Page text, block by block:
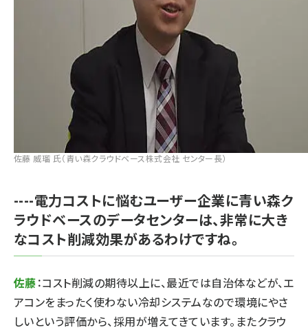
佐藤 威瑠 氏（青い森クラウドベース株式会社 センター長）
----電力コストに悩むユーザー企業に青い森ク
ラウドベースのデータセンターは、非常に大き
なコスト削減効果があるわけですね。
佐藤：コスト削減の期待以上に、最近では自治体などが、エ
アコンをまったく使わない冷却システムなので環境にやさ
しいという評価から、採用が増えてきています。またクラウ